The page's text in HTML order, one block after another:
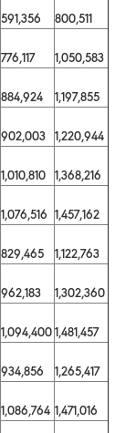
591,356
800,511
776,117
1,050,583
884,924
1,197,855
902,003
1,220,944
1,010,810
1,368,216
1,076,516 1,457,162
829,465
1,122,763
962,183
1,302,360
1,094,4001,481,457
934,856
1,265,417
1,086,764 1,471,016